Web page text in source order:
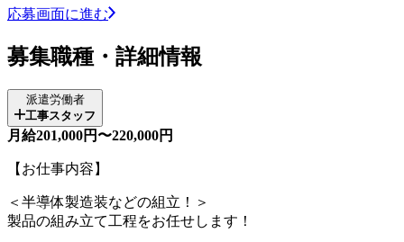
応募画面に進む
募集職種・詳細情報
派遣労働者
工事スタッフ
月給201,000円〜220,000円
【お仕事内容】
＜半導体製造装などの組立！＞
製品の組み立て工程をお任せします！